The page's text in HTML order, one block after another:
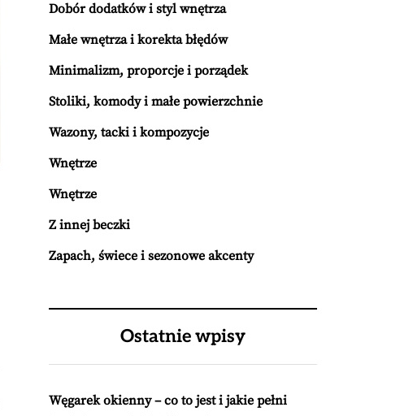
Dobór dodatków i styl wnętrza
Małe wnętrza i korekta błędów
Minimalizm, proporcje i porządek
Stoliki, komody i małe powierzchnie
Wazony, tacki i kompozycje
Wnętrze
Wnętrze
Z innej beczki
Zapach, świece i sezonowe akcenty
Ostatnie wpisy
Węgarek okienny – co to jest i jakie pełni